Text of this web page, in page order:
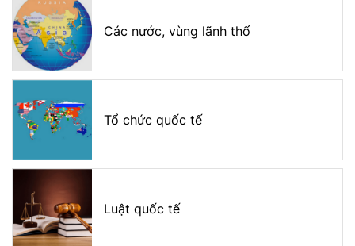
Các nước, vùng lãnh thổ
Tổ chức quốc tế
Luật quốc tế